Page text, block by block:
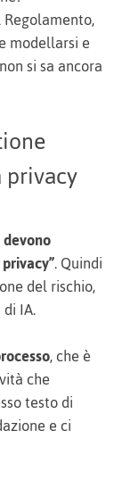
modellarsi e
si sa ancora
privacy
. Quindi
del rischio,
IA.
, che è
che
testo di
e ci